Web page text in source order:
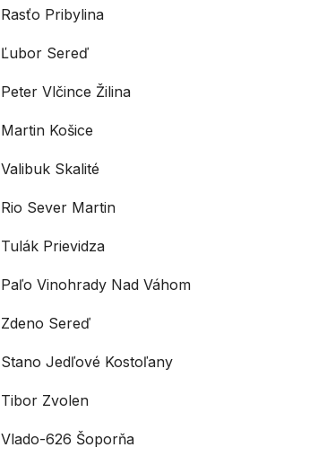
Rasťo Pribylina
Ľubor Sereď
Peter Vlčince Žilina
Martin Košice
Valibuk Skalité
Rio Sever Martin
Tulák Prievidza
Paľo Vinohrady Nad Váhom
Zdeno Sereď
Stano Jedľové Kostoľany
Tibor Zvolen
Vlado-626 Šoporňa